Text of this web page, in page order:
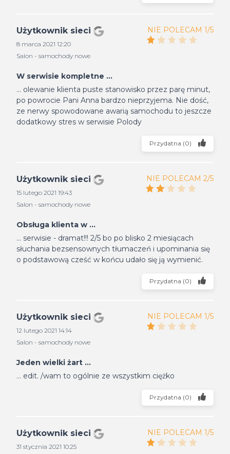
Użytkownik sieci
8 marca 2021 12:20
Salon - samochody nowe
NIE POLECAM 1/5
W serwisie kompletne ...
... olewanie klienta puste stanowisko przez parę minut,
po powrocie Pani Anna bardzo nieprzyjema. Nie dość,
ze nerwy spowodowane awarią samochodu to jeszcze
dodatkowy stres w serwisie Polody
Przydatna (0)
Użytkownik sieci
15 lutego 2021 19:43
Salon - samochody nowe
NIE POLECAM 2/5
Obsługa klienta w ...
... serwisie - dramat!!! 2/5 bo po blisko 2 miesiącach
słuchania bezsensownych tłumaczeń i upominania się
o podstawową cześć w końcu udało się ją wymienić.
Przydatna (0)
Użytkownik sieci
12 lutego 2021 14:14
Salon - samochody nowe
NIE POLECAM 1/5
Jeden wielki żart ...
... edit. /wam to ogólnie ze wszystkim ciężko
Przydatna (0)
Użytkownik sieci
31 stycznia 2021 10:25
NIE POLECAM 1/5